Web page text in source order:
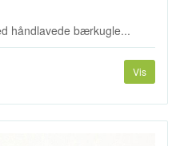
håndlavede bærkugle...
Vis